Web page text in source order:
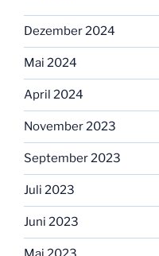
Dezember 2024
Mai 2024
April 2024
November 2023
September 2023
Juli 2023
Juni 2023